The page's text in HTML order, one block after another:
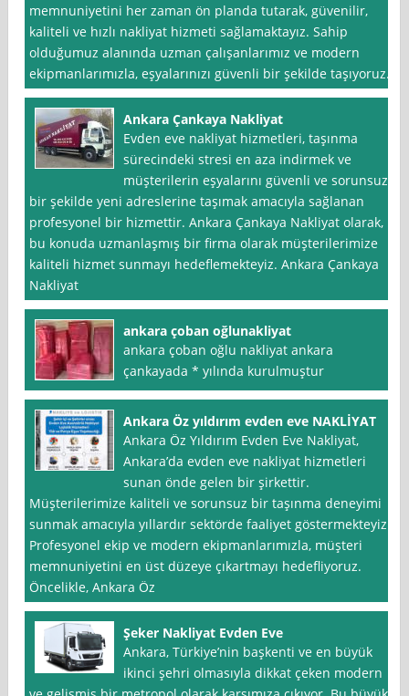
memnuniyetini her zaman ön planda tutarak, güvenilir,
kaliteli ve hızlı nakliyat hizmeti sağlamaktayız. Sahip
olduğumuz alanında uzman çalışanlarımız ve modern
ekipmanlarımızla, eşyalarınızı güvenli bir şekilde taşıyoruz.
Ankara Çankaya Nakliyat
Evden eve nakliyat hizmetleri, taşınma
sürecindeki stresi en aza indirmek ve
müşterilerin eşyalarını güvenli ve sorunsuz
bir şekilde yeni adreslerine taşımak amacıyla sağlanan
profesyonel bir hizmettir. Ankara Çankaya Nakliyat olarak,
bu konuda uzmanlaşmış bir firma olarak müşterilerimize
kaliteli hizmet sunmayı hedeflemekteyiz. Ankara Çankaya
Nakliyat
ankara çoban oğlunakliyat
ankara çoban oğlu nakliyat ankara
çankayada * yılında kurulmuştur
Ankara Öz yıldırım evden eve NAKLİYAT
Ankara Öz Yıldırım Evden Eve Nakliyat,
Ankara’da evden eve nakliyat hizmetleri
sunan önde gelen bir şirkettir.
Müşterilerimize kaliteli ve sorunsuz bir taşınma deneyimi
sunmak amacıyla yıllardır sektörde faaliyet göstermekteyiz.
Profesyonel ekip ve modern ekipmanlarımızla, müşteri
memnuniyetini en üst düzeye çıkartmayı hedefliyoruz.
Öncelikle, Ankara Öz
Şeker Nakliyat Evden Eve
Ankara, Türkiye’nin başkenti ve en büyük
ikinci şehri olmasıyla dikkat çeken modern